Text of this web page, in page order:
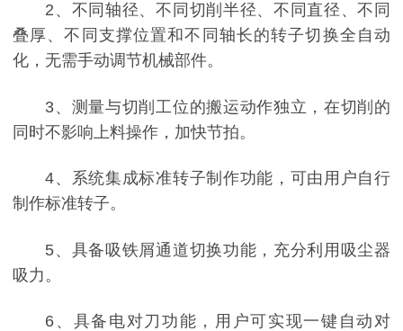
2、不同轴径、不同切削半径、不同直径、不同
叠厚、不同支撑位置和不同轴长的转子切换全自动
化，无需手动调节机械部件。
3、测量与切削工位的搬运动作独立，在切削的
同时不影响上料操作，加快节拍。
4、系统集成标准转子制作功能，可由用户自行
制作标准转子。
5、具备吸铁屑通道切换功能，充分利用吸尘器
吸力。
6、具备电对刀功能，用户可实现一键自动对